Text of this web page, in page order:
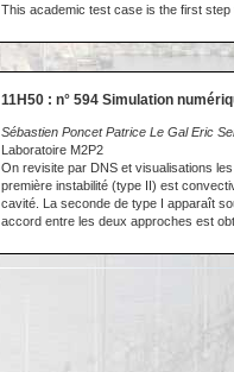
This academic test case is the first step
11H50 : n° 594 Simulation
Sébastien Poncet Patrice Le Gal Eric
Laboratoire M2P2
On revisite par DNS et visualisations
première instabilité (type II) est
cavité. La seconde de type I apparaît
accord entre les deux approches est